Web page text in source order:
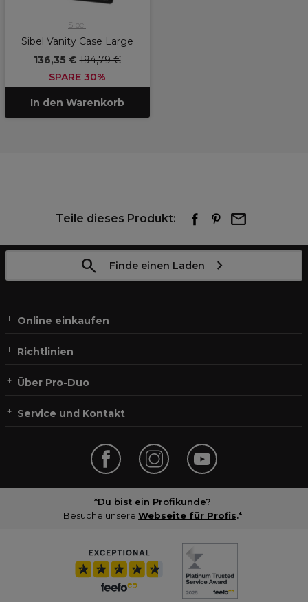
Sibel
Sibel Vanity Case Large
136,35 €194,79 €
SPARE 30%
In den Warenkorb
Teile dieses Produkt:
Finde einen Laden
Online einkaufen
Richtlinien
Über Pro-Duo
Service und Kontakt
*Du bist ein Profikunde?
Besuche unsere Webseite für Profis.*